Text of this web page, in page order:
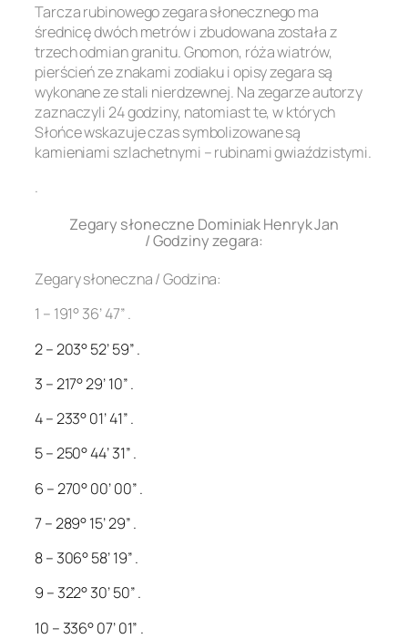
Tarcza rubinowego zegara słonecznego ma
średnicę dwóch metrów i zbudowana została z
trzech odmian granitu. Gnomon, róża wiatrów,
pierścień ze znakami zodiaku i opisy zegara są
wykonane ze stali nierdzewnej. Na zegarze autorzy
zaznaczyli 24 godziny, natomiast te, w których
Słońce wskazuje czas symbolizowane są
kamieniami szlachetnymi – rubinami gwiaździstymi.
.
Zegary słoneczne Dominiak Henryk Jan
/ Godziny zegara:
Zegary słoneczna / Godzina:
1 – 191° 36’ 47” .
2 – 203° 52’ 59” .
3 – 217° 29’ 10” .
4 – 233° 01’ 41” .
5 – 250° 44’ 31” .
6 – 270° 00’ 00” .
7 – 289° 15’ 29” .
8 – 306° 58’ 19” .
9 – 322° 30’ 50” .
10 – 336° 07’ 01” .